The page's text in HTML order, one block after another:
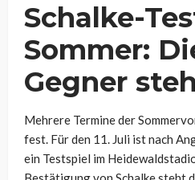
Schalke-
Sommer:
Gegner
Mehrere Termine der
fest. Für den 11. Juli ist nach
ein Testspiel im